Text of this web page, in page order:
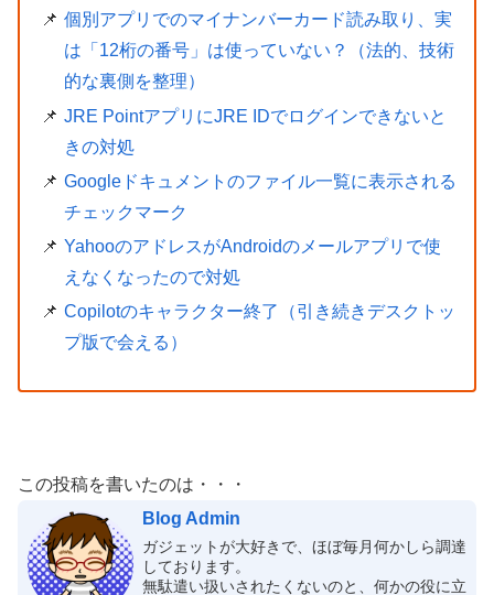
個別アプリでのマイナンバーカード読み取り、実
は「12桁の番号」は使っていない？（法的、技術
的な裏側を整理）
JRE PointアプリにJRE IDでログインできないと
きの対処
Googleドキュメントのファイル一覧に表示される
チェックマーク
YahooのアドレスがAndroidのメールアプリで使
えなくなったので対処
Copilotのキャラクター終了（引き続きデスクトッ
プ版で会える）
この投稿を書いたのは・・・
Blog Admin
ガジェットが大好きで、ほぼ毎月何かしら調達
しております。
無駄遣い扱いされたくないのと、何かの役に立